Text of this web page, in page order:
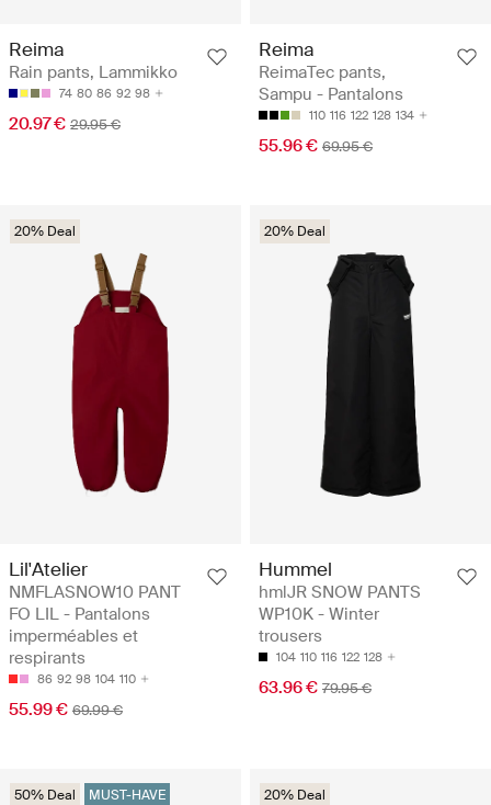
Reima
Rain pants, Lammikko
74 80 86 92 98
20.97 € 29.95 €
Reima
ReimaTec pants,
Sampu - Pantalons
110 116 122 128 134
55.96 € 69.95 €
20% Deal
Lil'Atelier
NMFLASNOW10 PANT
FO LIL - Pantalons
imperméables et
respirants
86 92 98 104 110
55.99 € 69.99 €
20% Deal
Hummel
hmlJR SNOW PANTS
WP10K - Winter
trousers
104 110 116 122 128
63.96 € 79.95 €
50% Deal MUST-HAVE 20% Deal